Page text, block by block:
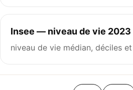
Insee — niveau de vie 2023
niveau de vie médian, déciles